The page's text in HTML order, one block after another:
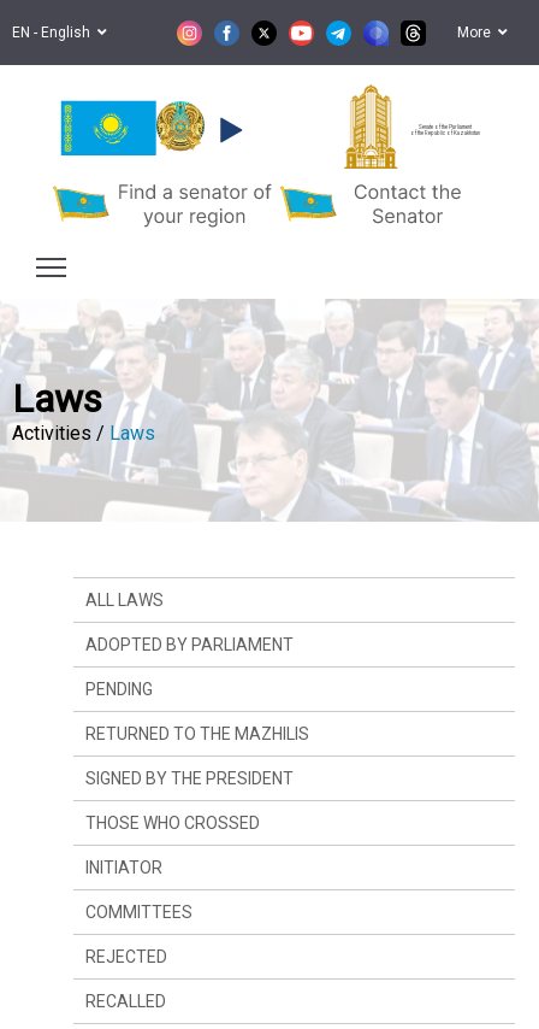
EN - English More
Senate of the Parliament
of the Republic of Kazakhstan
Laws
Activities / Laws
ALL LAWS
ADOPTED BY PARLIAMENT
PENDING
RETURNED TO THE MAZHILIS
SIGNED BY THE PRESIDENT
THOSE WHO CROSSED
SINCE LAST YEAR
SINCE LAST SESSION
INITIATOR
THE PRESIDENT
DEPUTIES
GOVERNMENT
COMMITTEES
COMMITTEE ON CONSTITUTIONAL LEGISLATION,
JUDICIARY SYSTEM AND LAW ENFORCEMENT
AGENCIES
REJECTED
RECALLED